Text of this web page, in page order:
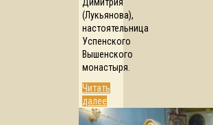
(Лукьянова),
настоятельница
Успенского
Вышенского
монастыря.
Читать
далее